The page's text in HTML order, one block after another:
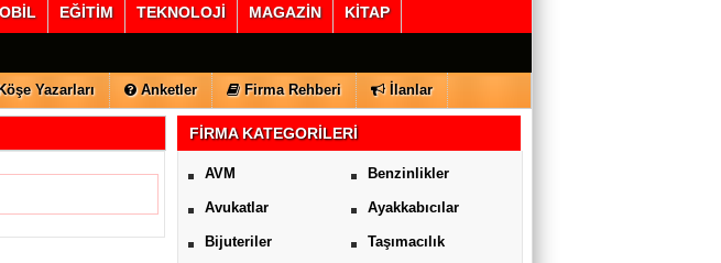
EĞİTİM TEKNOLOJİ MAGAZİN KİTAP
Köşe Yazarları Anketler Firma Rehberi İlanlar
FİRMA KATEGORİLERİ
AVM Benzinlikler
Avukatlar Ayakkabıcılar
Bijuteriler Taşımacılık